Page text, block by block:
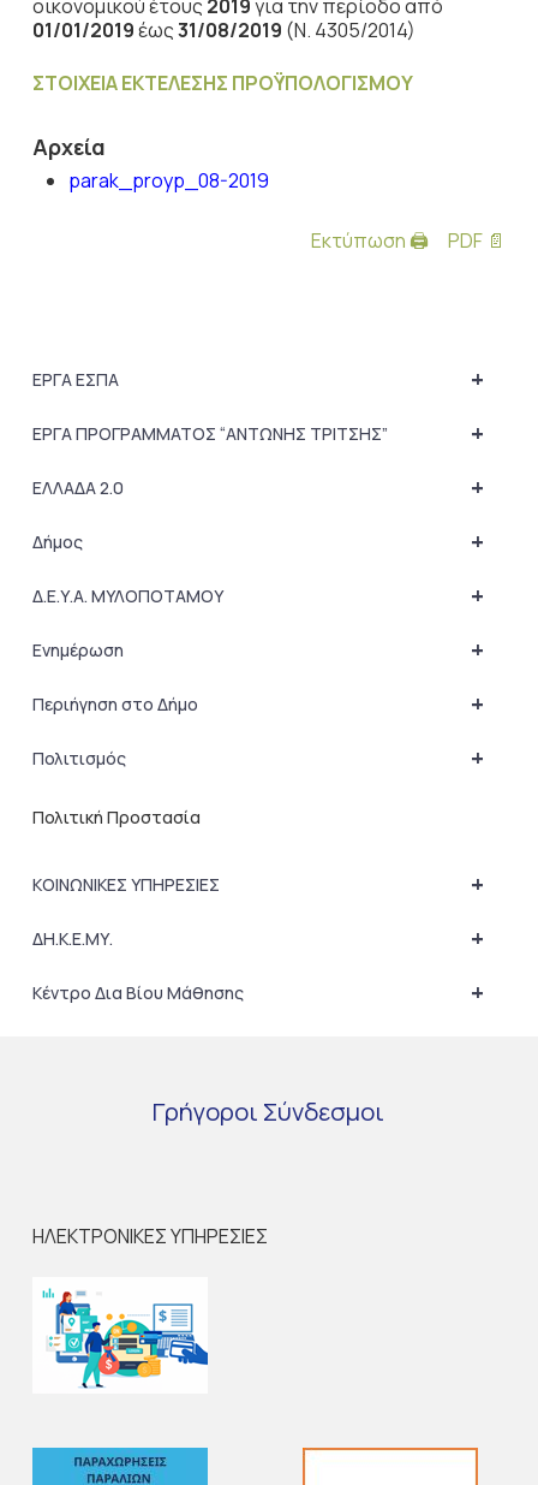
οικονομικού έτους 2019για την περίοδο από
01/01/2019έως31/08/2019 (Ν. 4305/2014)
ΣΤΟΙΧΕΙΑ ΕΚΤΕΛΕΣΗΣ ΠΡΟΫΠΟΛΟΓΙΣΜΟΥ
Αρχεία
parak_proyp_08-2019
Εκτύπωση 🖨 PDF 📄
+
ΕΡΓΑ ΕΣΠΑ
+
ΕΡΓΑ ΠΡΟΓΡΑΜΜΑΤΟΣ “ΑΝΤΩΝΗΣ ΤΡΙΤΣΗΣ”
+
ΕΛΛΑΔΑ 2.0
+
Δήμος
+
Δ.Ε.Υ.Α. ΜΥΛΟΠΟΤΑΜΟΥ
+
Ενημέρωση
+
Περιήγηση στο Δήμο
+
Πολιτισμός
Πολιτική Προστασία
+
ΚΟΙΝΩΝΙΚΕΣ ΥΠΗΡΕΣΙΕΣ
+
ΔΗ.Κ.Ε.ΜΥ.
+
Κέντρο Δια Βίου Μάθησης
Γρήγοροι Σύνδεσμοι
ΗΛΕΚΤΡΟΝΙΚΕΣ ΥΠΗΡΕΣΙΕΣ